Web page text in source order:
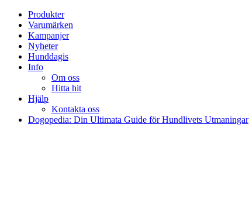
Produkter
Varumärken
Kampanjer
Nyheter
Hunddagis
Info
Om oss
Hitta hit
Hjälp
Kontakta oss
Dogopedia: Din Ultimata Guide för Hundlivets Utmaningar